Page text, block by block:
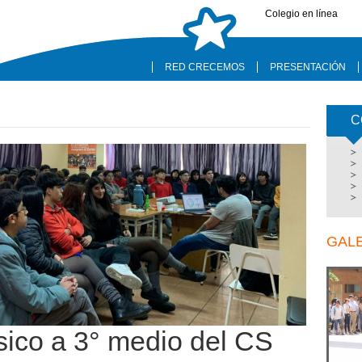
Colegio en línea
RED CRECEMOS PRESENTACIÓN
a 3° medio del CS